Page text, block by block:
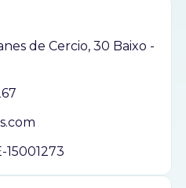
de Cercio, 30 Baixo -
15001273